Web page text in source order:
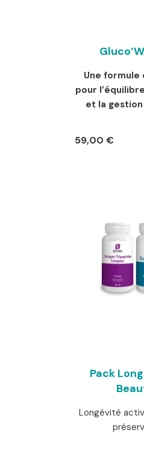
Une formule
pour
et la
59,00 €
Pack
Longévité